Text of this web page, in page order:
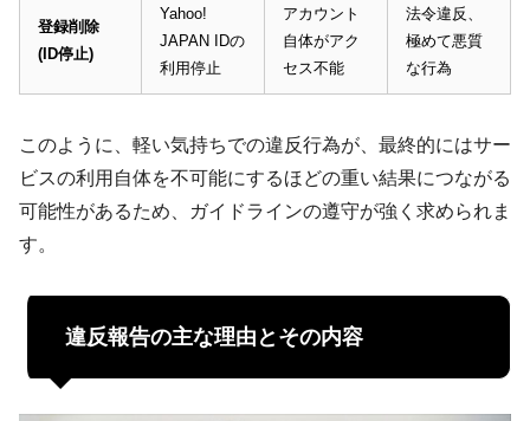
登録削除
(ID停止)
Yahoo!
JAPAN IDの
利用停止
アカウント
自体がアク
セス不能
法令違反、
極めて悪質
な行為
このように、軽い気持ちでの違反行為が、最終的にはサー
ビスの利用自体を不可能にするほどの重い結果につながる
可能性があるため、ガイドラインの遵守が強く求められま
す。
違反報告の主な理由とその内容